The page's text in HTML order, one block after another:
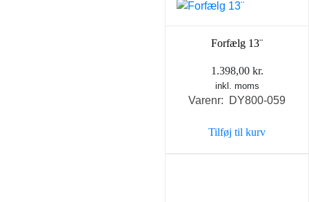
Forfælg 13¨
1.398,00 kr.
inkl. moms
Varenr: DY800-059
Tilføj til kurv